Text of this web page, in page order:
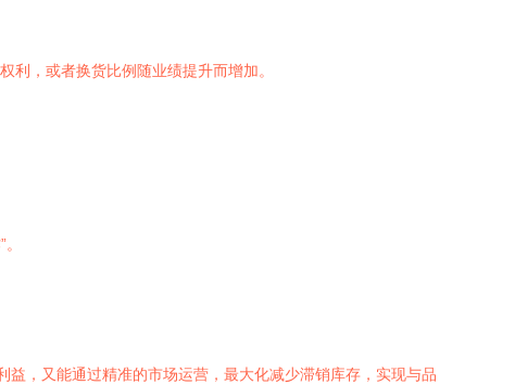
利，或者换货比例随业绩提升而增加。
，又能通过精准的市场运营，最大化减少滞销库存，实现与品